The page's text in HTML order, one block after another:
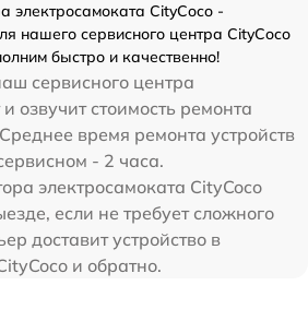
электросамоката CityCoco -
нашего сервисного центра CityCoco
быстро и качественно!
сервисного центра
озвучит стоимость ремонта
время ремонта устройств
- 2 часа.
электросамоката CityCoco
если не требует сложного
доставит устройство в
и обратно.